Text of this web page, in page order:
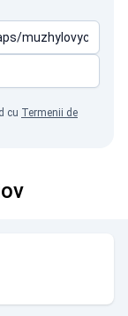
cu Termenii de